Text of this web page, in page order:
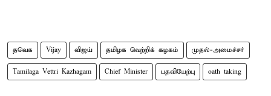
தவெக Vijay விஜய் தமிழக வெற்றிக் கழகம் முதல்-அமைச்சர்
Tamilaga Vettri Kazhagam Chief Minister பதவியேற்பு oath taking